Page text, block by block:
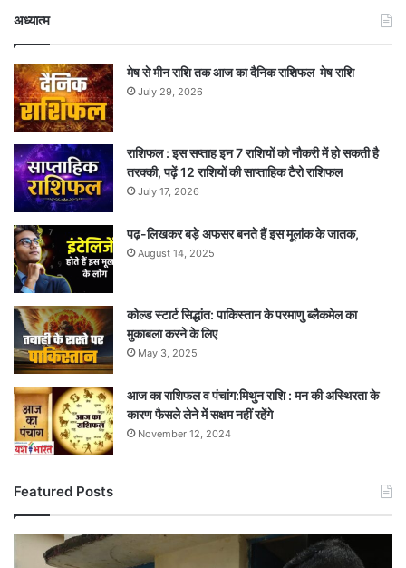
अध्यात्म
मेष से मीन राशि तक आज का दैनिक राशिफल मेष राशि
July 29, 2026
राशिफल : इस सप्ताह इन 7 राशियों को नौकरी में हो सकती है
तरक्की, पढ़ें 12 राशियों की साप्ताहिक टैरो राशिफल
July 17, 2026
पढ़-लिखकर बड़े अफसर बनते हैं इस मूलांक के जातक,
August 14, 2025
कोल्ड स्टार्ट सिद्धांत: पाकिस्तान के परमाणु ब्लैकमेल का
मुकाबला करने के लिए
May 3, 2025
आज का राशिफल व पंचांग:मिथुन राशि : मन की अस्थिरता के
कारण फैसले लेने में सक्षम नहीं रहेंगे
November 12, 2024
Featured Posts
अचानक